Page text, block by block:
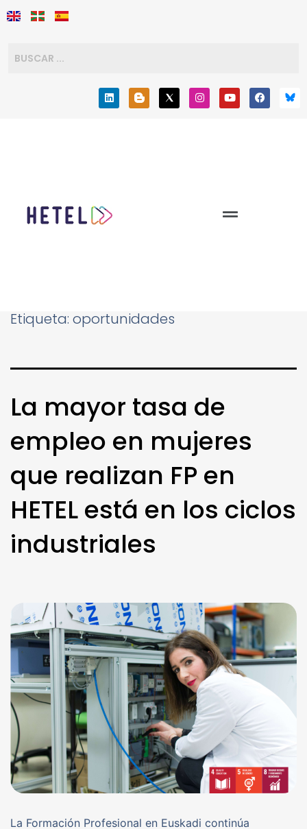
Etiqueta: oportunidades
La mayor tasa de
empleo en mujeres
que realizan FP en
HETEL está en los ciclos
industriales
La Formación Profesional en Euskadi continúa